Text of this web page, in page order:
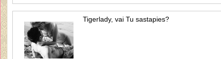
Tigerlady, vai Tu sastapies?